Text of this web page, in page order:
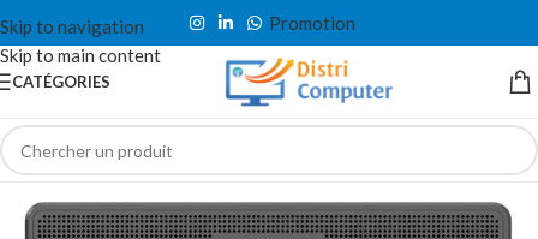
Skip to navigation
Skip to main content
Promotion
CATÉGORIES